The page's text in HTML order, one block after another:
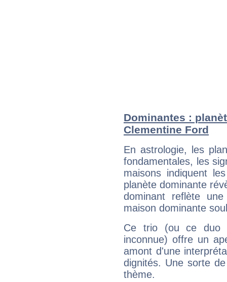
Dominantes :
Clementine Ford
En astrologie, les
fondamentales, les
maisons indiquent
planète dominante
dominant reflète
maison dominante
Ce trio (ou ce duo
inconnue) offre un
amont d'une
dignités. Une sorte
thème.